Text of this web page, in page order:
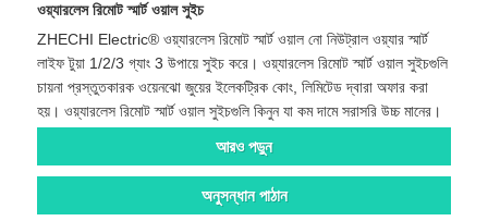
ওয়্যারলেস রিমোট স্মার্ট ওয়াল সুইচ
ZHECHI Electric® ওয়্যারলেস রিমোট স্মার্ট ওয়াল নো নিউট্রাল ওয়্যার স্মার্ট
লাইফ টুয়া 1/2/3 গ্যাং 3 উপায়ে সুইচ করে। ওয়্যারলেস রিমোট স্মার্ট ওয়াল সুইচগুলি
চায়না প্রস্তুতকারক ওয়েনঝো জুয়ের ইলেকট্রিক কোং, লিমিটেড দ্বারা অফার করা
হয়। ওয়্যারলেস রিমোট স্মার্ট ওয়াল সুইচগুলি কিনুন যা কম দামে সরাসরি উচ্চ মানের।
আরও পড়ুন
অনুসন্ধান পাঠান